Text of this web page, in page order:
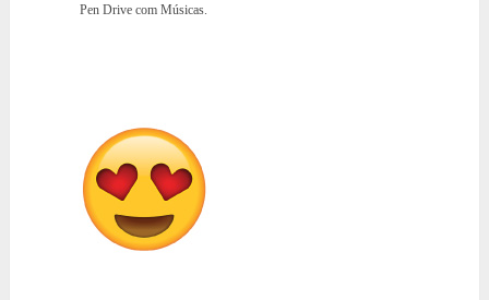
Pen Drive com Músicas.